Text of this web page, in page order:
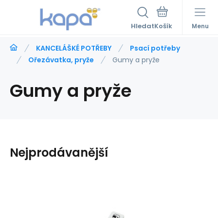
Hledat Menu
KANCELÁŠKÉ POTŘEBY
Psací potřeby
Ořezávatka, pryže
Gumy a pryže
Gumy a pryže
Nejprodávanější
Pryž Koh-I-Noor 6541/40
Kč